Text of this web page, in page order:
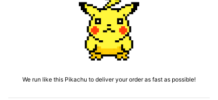
We run like this Pikachu to deliver your order as fast as possible!